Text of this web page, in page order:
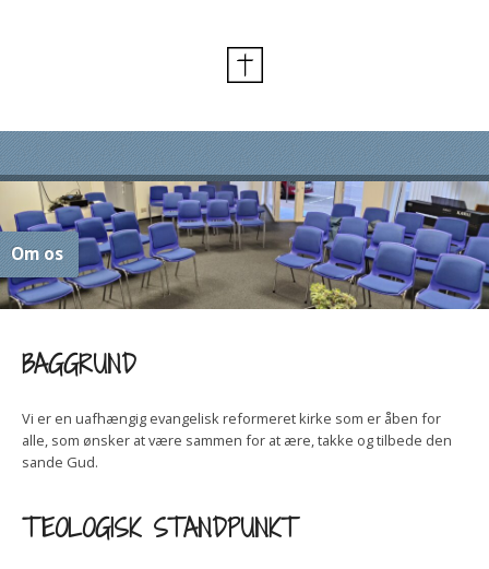
Om os
BAGGRUND
Vi er en uafhængig evangelisk reformeret kirke som er åben for
alle, som ønsker at være sammen for at ære, takke og tilbede den
sande Gud.
TEOLOGISK STANDPUNKT